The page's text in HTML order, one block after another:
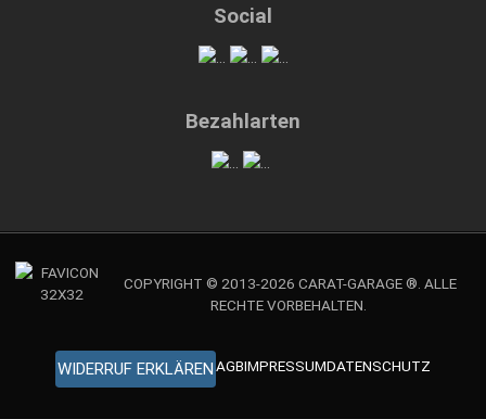
Social
Bezahlarten
COPYRIGHT © 2013-2026 CARAT-GARAGE ®. ALLE
RECHTE VORBEHALTEN.
WIDERRUF ERKLÄRENAGBIMPRESSUMDATENSCHUTZ